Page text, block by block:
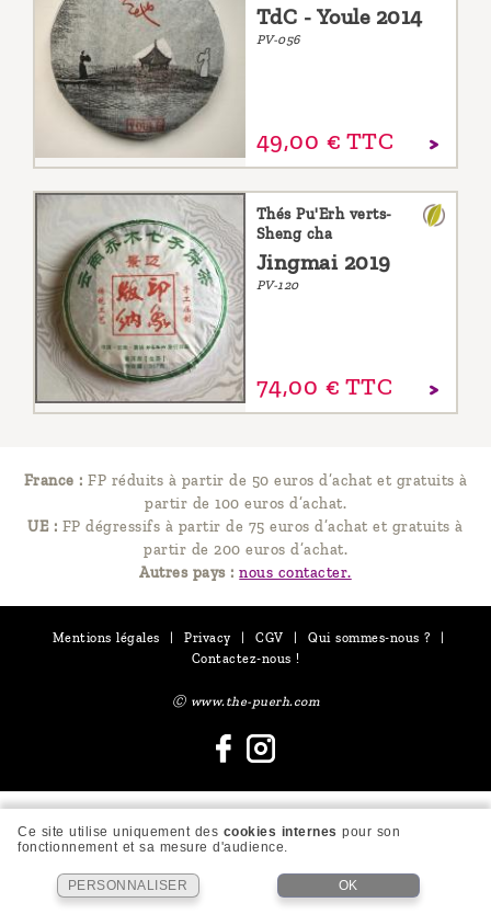
TdC - Youle 2014
PV-056
49,00 € TTC
Thés Pu'Erh verts-
Sheng cha
Jingmai 2019
PV-120
74,00 € TTC
France : FP réduits à partir de 50 euros d’achat et gratuits à
partir de 100 euros d’achat.
UE : FP dégressifs à partir de 75 euros d’achat et gratuits à
partir de 200 euros d’achat.
Autres pays : nous contacter.
Mentions légales Privacy CGV Qui sommes-nous ?
Contactez-nous !
Ⓒ www.the-puerh.com
Ce site utilise uniquement des cookies internes pour son
fonctionnement et sa mesure d'audience.
PERSONNALISER OK